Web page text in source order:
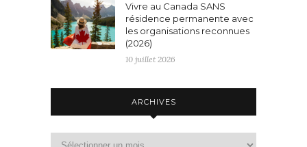
Vivre au Canada SANS
résidence permanente avec
les organisations reconnues
(2026)
10 juillet 2026
ARCHIVES